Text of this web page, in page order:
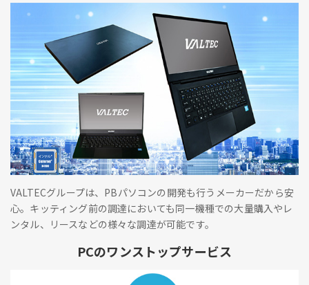
VALTECグループは、PBパソコンの開発も行うメーカーだから安
心。キッティング前の調達においても同一機種での大量購入やレ
ンタル、リースなどの様々な調達が可能です。
PCのワンストップサービス